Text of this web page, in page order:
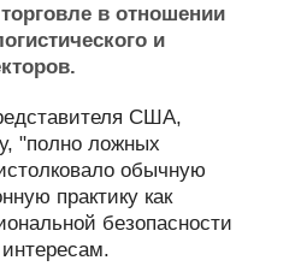
Флот
Галерея флота
в отношении
и
США,
"полно ложных
обычную
практику как
безопасности